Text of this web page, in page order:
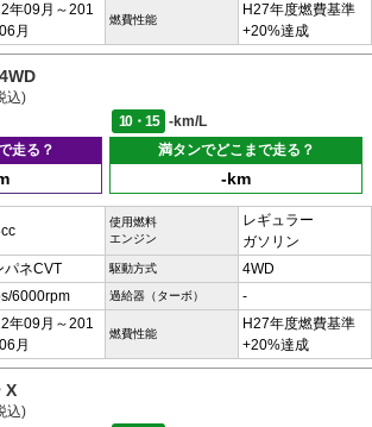
年09月～201
月
燃費性能
H27年度燃費基準
+20%達成
込)
10・15
-km/L
走る？
満タンでどこまで走る？
-km
使用燃料
エンジン
レギュラー
ガソリン
パネCVT 駆動方式 4WD
6000rpm 過給器（ターボ） -
年09月～201
月
燃費性能
H27年度燃費基準
+20%達成
X
込)